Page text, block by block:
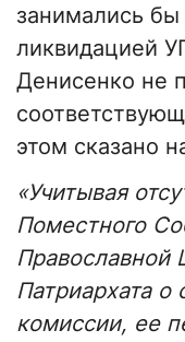
занимались
ликвидацией
Денисенко не
этом сказано
«Учитывая
Поместного
Православной
Патриархата о
комиссии, ее